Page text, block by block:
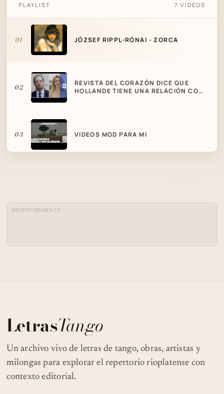
JÓZSEF RIPPL-RÓNAI - ZORCA
PLAYLIST 7 VIDEOS
01 JÓZSEF RIPPL-RÓNAI - ZORCA
02
REVISTA DEL CORAZÓN DICE QUE
HOLLANDE TIENE UNA RELACIÓN CON
03 VIDEOS MOD PARA MI
DEDICAR.
ADVERTISEMENTS
LetrasTango
Un archivo vivo de letras de tango, obras, artistas y
milongas para explorar el repertorio rioplatense con
contexto editorial.